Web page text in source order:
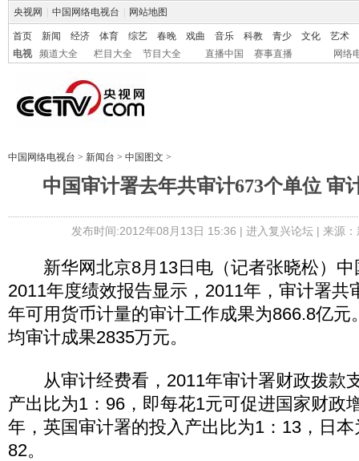
央视网 中国网络电视台 网站地图
首页 新闻 经济 体育 综艺 春晚 戏曲 音乐 科教 青少 文化
艺术
电视
频道大全 栏目大全 节目大全 直播中国 赛事直播 网络
中国网络电视台 > 新闻台 > 中国图文 >
中国审计署去年共审计673个单位 审
发布时间:2012年08月13日 15:36 | 进入复兴论坛| 来源
新华网北京8月13日电（记者张晓松）中
2011年度绩效报告显示，2011年，审计署共
年可用货币计量的审计工作成果为866.8亿元
均审计成果2835万元。
从审计经费看，2011年审计署财政拨款
产出比为1：96，即每花1元可促进国家财政
年，英国审计署的投入产出比为1：13，日
82。